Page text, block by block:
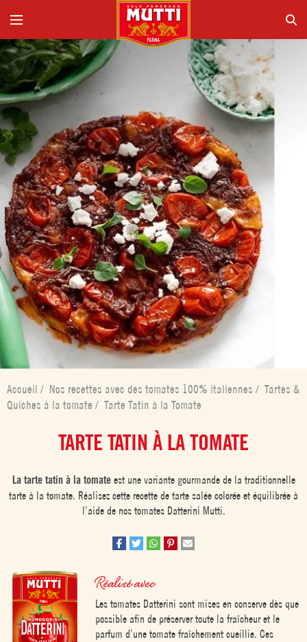
Accueil / Nos recettes avec des tomates 100% italiennes / Tartes &
Quiches à la tomate / Tarte Tatin à la Tomate
TARTE TATIN À LA TOMATE
La tarte tatin à la tomateest une variante gourmande de la traditionnelle
tarte à la tomate. Réalisez cette recette de tarte salée colorée et équilibrée à
l’aide de nos tomates Datterini Mutti.
Réalisé avec
Les tomates Datterini sont mises en conserve dès que
possible afin de préserver toute la fraîcheur et le
parfum d’une tomate fraîchement cueillie. Ces